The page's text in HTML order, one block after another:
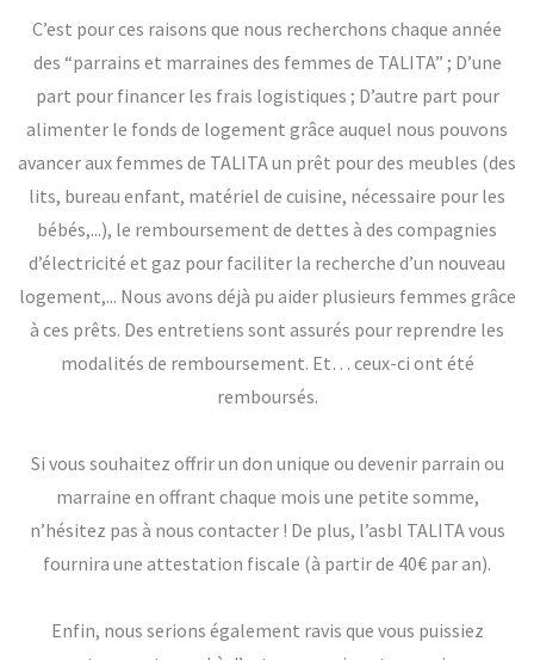
C’est pour ces raisons que nous recherchons chaque année
des “parrains et marraines des femmes de TALITA” ; D’une
part pour financer les frais logistiques ; D’autre part pour
alimenter le fonds de logement grâce auquel nous pouvons
avancer aux femmes de TALITA un prêt pour des meubles (des
lits, bureau enfant, matériel de cuisine, nécessaire pour les
bébés,...), le remboursement de dettes à des compagnies
d’électricité et gaz pour faciliter la recherche d’un nouveau
logement,... Nous avons déjà pu aider plusieurs femmes grâce
à ces prêts. Des entretiens sont assurés pour reprendre les
modalités de remboursement. Et… ceux-ci ont été
remboursés.
Si vous souhaitez offrir un don unique ou devenir parrain ou
marraine en offrant chaque mois une petite somme,
n’hésitez pas à nous contacter ! De plus, l’asbl TALITA vous
fournira une attestation fiscale (à partir de 40€ par an).
Enfin, nous serions également ravis que vous puissiez